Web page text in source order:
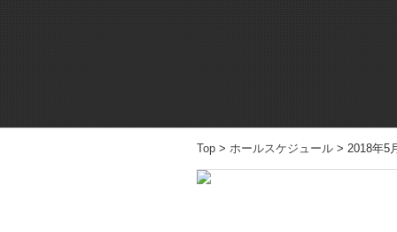
Top > ホールスケジュール > 2018年5